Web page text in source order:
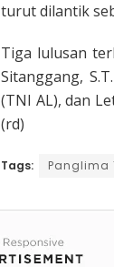
turut dilantik
Tiga lulusan
Sitanggang,
(TNI AL), dan
(rd)
Tags: Panglima